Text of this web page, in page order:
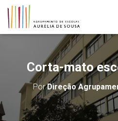
Corta-mato
PorDireção